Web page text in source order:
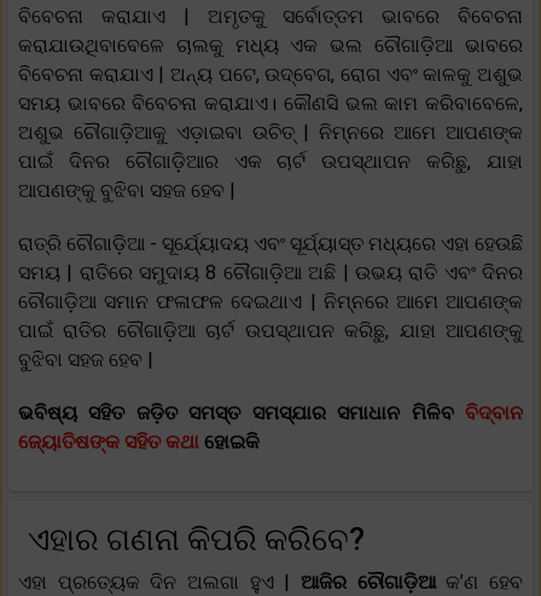
ବିବେଚନା କରାଯାଏ | ଅମୃତକୁ ସର୍ବୋତ୍ତମ ଭାବରେ ବିବେଚନା
କରାଯାଉଥିବାବେଳେ ଚାଲକୁ ମଧ୍ୟ ଏକ ଭଲ ଚୌଗାଡ଼ିଆ ଭାବରେ
ବିବେଚନା କରାଯାଏ | ଅନ୍ୟ ପଟେ, ଉଦ୍ବେଗ, ରୋଗ ଏବଂ କାଳକୁ ଅଶୁଭ
ସମୟ ଭାବରେ ବିବେଚନା କରାଯାଏ। କୌଣସି ଭଲ କାମ କରିବାବେଳେ,
ଅଶୁଭ ଚୌଗାଡ଼ିଆକୁ ଏଡ଼ାଇବା ଉଚିତ୍ | ନିମ୍ନରେ ଆମେ ଆପଣଙ୍କ
ପାଇଁ ଦିନର ଚୌଗାଡ଼ିଆର ଏକ ଚାର୍ଟ ଉପସ୍ଥାପନ କରିଛୁ, ଯାହା
ଆପଣଙ୍କୁ ବୁଝିବା ସହଜ ହେବ |
ରାତ୍ରି ଚୌଗାଡ଼ିଆ - ସୂର୍ଯ୍ୟୋଦୟ ଏବଂ ସୂର୍ଯ୍ୟାସ୍ତ ମଧ୍ୟରେ ଏହା ହେଉଛି
ସମୟ | ରାତିରେ ସମୁଦାୟ 8 ଚୌଗାଡ଼ିଆ ଅଛି | ଉଭୟ ରାତି ଏବଂ ଦିନର
ଚୌଗାଡ଼ିଆ ସମାନ ଫଳାଫଳ ଦେଇଥାଏ | ନିମ୍ନରେ ଆମେ ଆପଣଙ୍କ
ପାଇଁ ରାତିର ଚୌଗାଡ଼ିଆ ଚାର୍ଟ ଉପସ୍ଥାପନ କରିଛୁ, ଯାହା ଆପଣଙ୍କୁ
ବୁଝିବା ସହଜ ହେବ |
ଭବିଷ୍ୟ ସହିତ ଜଡ଼ିତ ସମସ୍ତ ସମସ୍ଯାର ସମାଧାନ ମିଳିବ ବିଦ୍ବାନ
ଜ୍ୟୋତିଷଙ୍କ ସହିତ କଥା ହୋଇକି
ଏହାର ଗଣନା କିପରି କରିବେ?
ଏହା ପ୍ରତ୍ୟେକ ଦିନ ଅଲଗା ହୁଏ | ଆଜିର ଚୌଗାଡ଼ିଆକ’ଣ ହେବ